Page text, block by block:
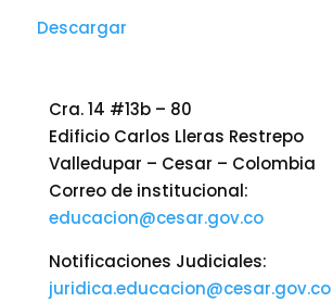
Descargar
Cra. 14 #13b – 80
Edificio Carlos Lleras Restrepo
Valledupar – Cesar – Colombia
Correo de institucional:
educacion@cesar.gov.co
Notificaciones Judiciales:
juridica.educacion@cesar.gov.co